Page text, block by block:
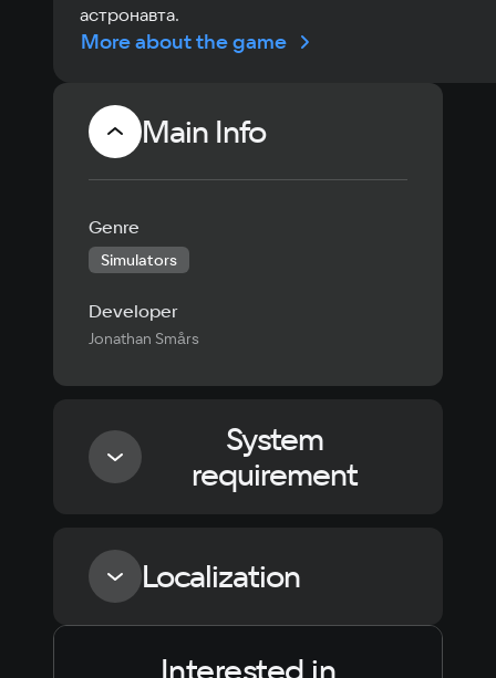
астронавта.
More about the game
Main Info
Genre
Simulators
Developer
Jonathan Smårs
System
requirement
Minimum
Processor
Memory
Localization
Language
Text Voiceover
Interested in